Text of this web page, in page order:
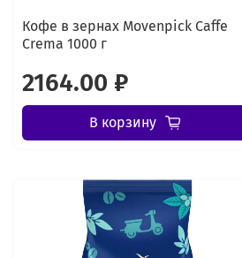
Кофе в зернах Movenpick Caffe
Crema 1000 г
2164.00 ₽
В корзину